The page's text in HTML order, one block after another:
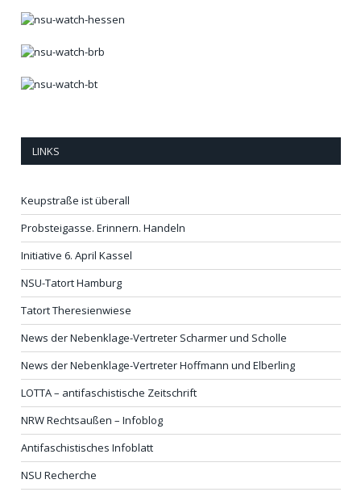
LINKS
Keupstraße ist überall
Probsteigasse. Erinnern. Handeln
Initiative 6. April Kassel
NSU-Tatort Hamburg
Tatort Theresienwiese
News der Nebenklage-Vertreter Scharmer und Scholle
News der Nebenklage-Vertreter Hoffmann und Elberling
LOTTA – antifaschistische Zeitschrift
NRW Rechtsaußen – Infoblog
Antifaschistisches Infoblatt
NSU Recherche